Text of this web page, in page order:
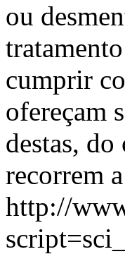
ou
cumprir
ofereçam
destas,
recorrem
http://